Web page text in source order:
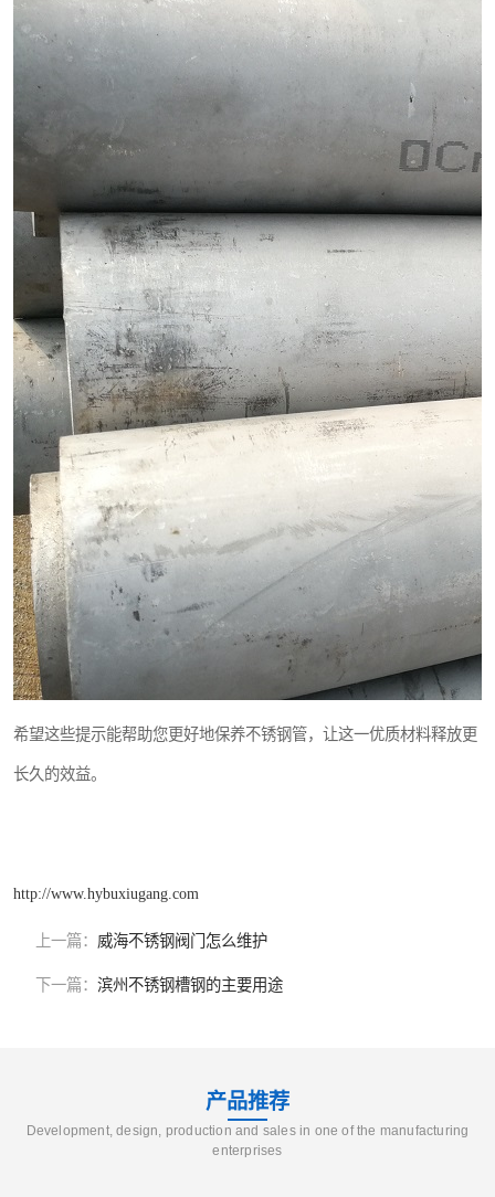
希望这些提示能帮助您更好地保养不锈钢管，让这一优质材料释放更
长久的效益。
http://www.hybuxiugang.com
上一篇： 威海不锈钢阀门怎么维护
下一篇： 滨州不锈钢槽钢的主要用途
产品推荐
Development, design, production and sales in one of the manufacturing
enterprises